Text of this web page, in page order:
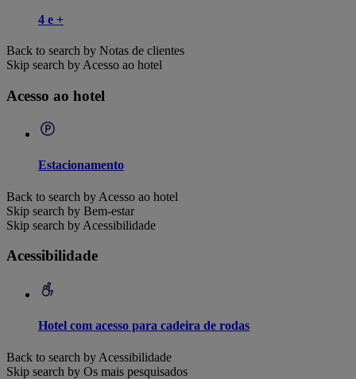
4 e +
Back to search by Notas de clientes
Skip search by Acesso ao hotel
Acesso ao hotel
Estacionamento
Back to search by Acesso ao hotel
Skip search by Bem-estar
Skip search by Acessibilidade
Acessibilidade
Hotel com acesso para cadeira de rodas
Back to search by Acessibilidade
Skip search by Os mais pesquisados